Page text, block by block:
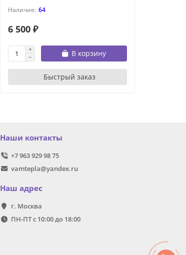
64
6 500 ₽
В корзину
Быстрый заказ
Наши контакты
+7 963 929 98 75
vamtepla@yandex.ru
Наш адрес
г. Москва
ПН-ПТ с 10:00 до 18:00